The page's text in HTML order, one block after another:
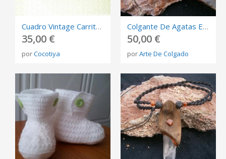
Cuadro Vintage Carrito \"Sweet Dreams\"
35,00 €
porCocotiya
Colgante De Agatas Engarzadas Con Madera
50,00 €
porArte De Colgado